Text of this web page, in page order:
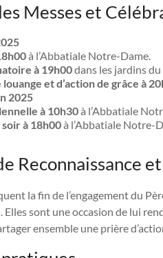
Messes et
à l’Abbatiale Notre-Dame.
à 19h00dans les jardins
et d’action de grâce à
2025
à 10h30à l’Abbatiale
à 18h00à l’Abbatiale Notre-
Reconnaissance
la fin de l’engagement du
Elles sont une occasion de lui
ensemble une prière